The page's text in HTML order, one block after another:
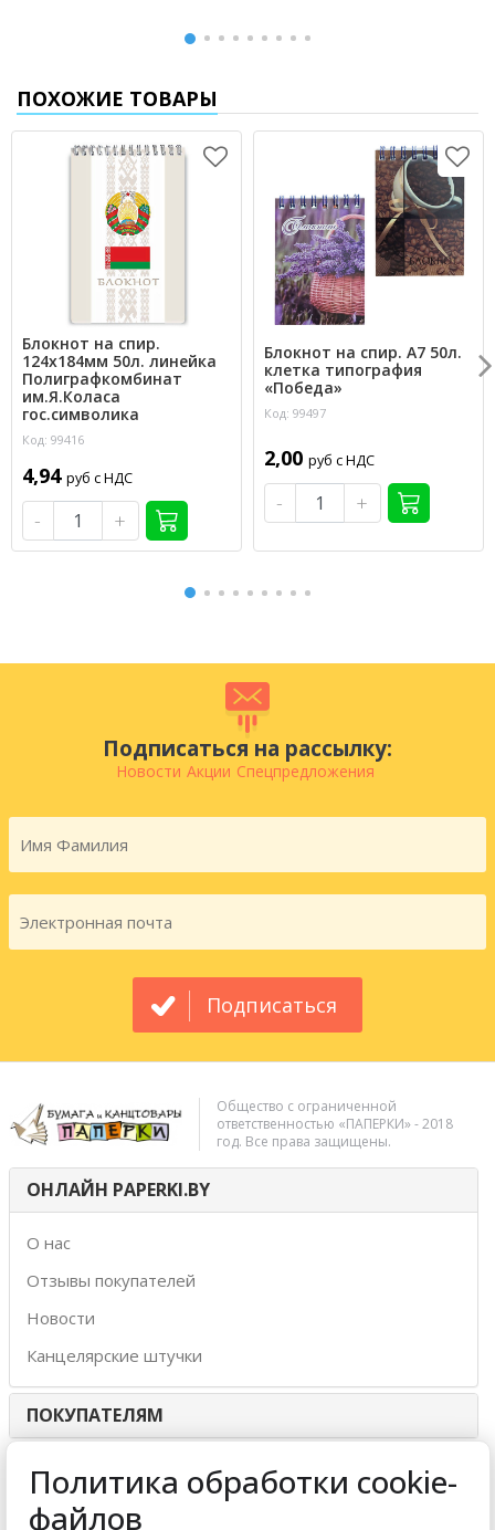
ПОХОЖИЕ ТОВАРЫ
Блокнот на спир.
124х184мм 50л. линейка
Полиграфкомбинат
им.Я.Коласа
гос.символика
Код: 99416
4,94 руб с НДС
- +
Блокнот на спир. А7 50л.
клетка типография
«Победа»
Код: 99497
2,00 руб с НДС
- +
Подписаться на рассылку:
Новости Акции Спецпредложения
Подписаться
Общество с ограниченной
ответственностью «ПАПЕРКИ» - 2018
год. Все права защищены.
ОНЛАЙН PAPERKI.BY
О нас
Отзывы покупателей
Новости
Канцелярские штучки
ПОКУПАТЕЛЯМ
ИНТЕРНЕТ-МАГАЗИН
Политика обработки cookie-
файлов